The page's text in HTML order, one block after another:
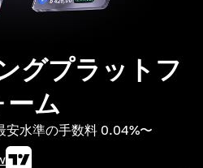
グプラットフ
ーム
安水準の手数料 0.04%〜